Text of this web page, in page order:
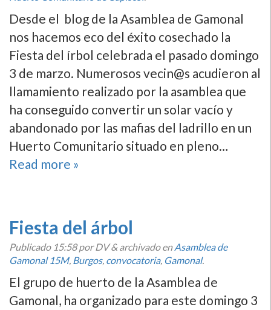
Desde el blog de la Asamblea de Gamonal
nos hacemos eco del éxito cosechado la
Fiesta del írbol celebrada el pasado domingo
3 de marzo. Numerosos vecin@s acudieron al
llamamiento realizado por la asamblea que
ha conseguido convertir un solar vací­o y
abandonado por las mafias del ladrillo en un
Huerto Comunitario situado en pleno…
Read more »
Fiesta del árbol
Publicado 15:58por DV&archivado enAsamblea de
Gamonal 15M, Burgos, convocatoria, Gamonal.
El grupo de huerto de la Asamblea de
Gamonal, ha organizado para este domingo 3